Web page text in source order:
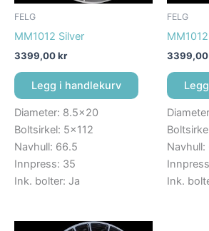
FELG
MM1012 Silver
3399,00kr
Legg i handlekurv
Diameter: 8.5×20
Boltsirkel: 5×112
Navhull: 66.5
Innpress: 35
Ink. bolter: Ja
FELG
3399,00
Navhull:
Ink.